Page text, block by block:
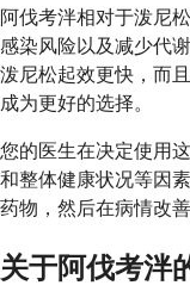
阿伐考泮相对于泼尼
感染风险以及减少代
泼尼松起效更快，而
成为更好的选择。
您的医生在决定使用
和整体健康状况等因
药物，然后在病情改
关于阿伐考泮